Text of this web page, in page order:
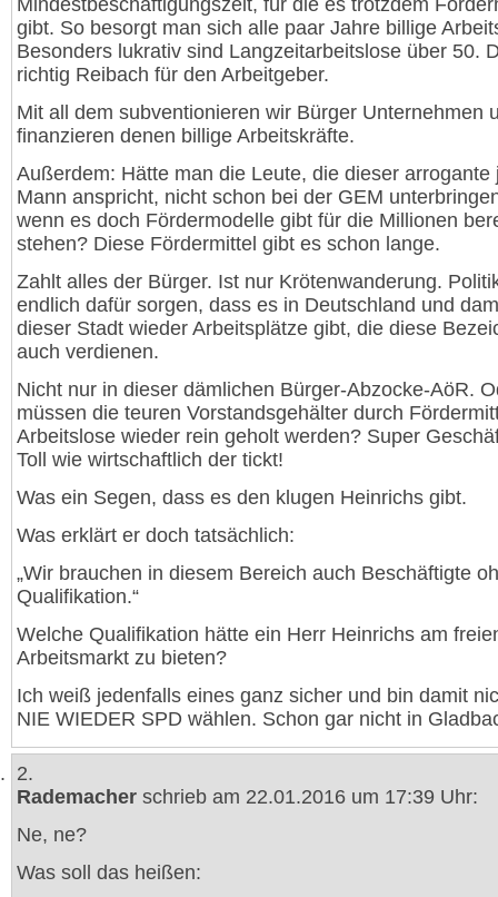
Mindestbeschäftigungszeit, für die es trotzdem
gibt. So besorgt man sich alle paar Jahre billige
Besonders lukrativ sind Langzeitarbeitslose über 50.
richtig Reibach für den Arbeitgeber.
Mit all dem subventionieren wir Bürger Unternehmen
finanzieren denen billige Arbeitskräfte.
Außerdem: Hätte man die Leute, die dieser arrogante
Mann anspricht, nicht schon bei der GEM
wenn es doch Fördermodelle gibt für die Millionen
stehen? Diese Fördermittel gibt es schon lange.
Zahlt alles der Bürger. Ist nur Krötenwanderung.
endlich dafür sorgen, dass es in Deutschland und
dieser Stadt wieder Arbeitsplätze gibt, die diese
auch verdienen.
Nicht nur in dieser dämlichen Bürger-Abzocke-AöR.
müssen die teuren Vorstandsgehälter durch
Arbeitslose wieder rein geholt werden? Super
Toll wie wirtschaftlich der tickt!
Was ein Segen, dass es den klugen Heinrichs gibt.
Was erklärt er doch tatsächlich:
„Wir brauchen in diesem Bereich auch Beschäftigte
Qualifikation.“
Welche Qualifikation hätte ein Herr Heinrichs am
Arbeitsmarkt zu bieten?
Ich weiß jedenfalls eines ganz sicher und bin damit
NIE WIEDER SPD wählen. Schon gar nicht in
2.
Rademacher schrieb am 22.01.2016 um 17:39 Uhr:
Ne, ne?
Was soll das heißen: